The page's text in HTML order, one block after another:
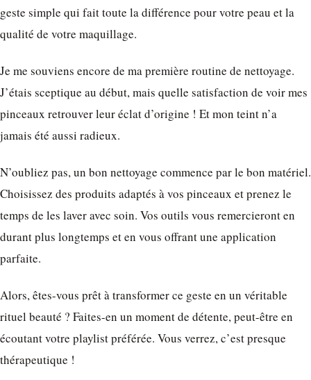
geste simple qui fait toute la différence pour votre peau et la
qualité de votre maquillage.
Je me souviens encore de ma première routine de nettoyage.
J’étais sceptique au début, mais quelle satisfaction de voir mes
pinceaux retrouver leur éclat d’origine ! Et mon teint n’a
jamais été aussi radieux.
N’oubliez pas, un bon nettoyage commence par le bon matériel.
Choisissez des produits adaptés à vos pinceaux et prenez le
temps de les laver avec soin. Vos outils vous remercieront en
durant plus longtemps et en vous offrant une application
parfaite.
Alors, êtes-vous prêt à transformer ce geste en un véritable
rituel beauté ? Faites-en un moment de détente, peut-être en
écoutant votre playlist préférée. Vous verrez, c’est presque
thérapeutique !